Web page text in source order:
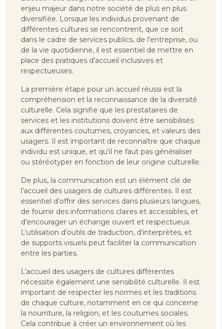
enjeu majeur dans notre société de plus en plus
diversifiée. Lorsque les individus provenant de
différentes cultures se rencontrent, que ce soit
dans le cadre de services publics, de l’entreprise, ou
de la vie quotidienne, il est essentiel de mettre en
place des pratiques d’accueil inclusives et
respectueuses.
La première étape pour un accueil réussi est la
compréhension et la reconnaissance de la diversité
culturelle. Cela signifie que les prestataires de
services et les institutions doivent être sensibilisés
aux différentes coutumes, croyances, et valeurs des
usagers. Il est important de reconnaître que chaque
individu est unique, et qu’il ne faut pas généraliser
ou stéréotyper en fonction de leur origine culturelle.
De plus, la communication est un élément clé de
l’accueil des usagers de cultures différentes. Il est
essentiel d’offrir des services dans plusieurs langues,
de fournir des informations claires et accessibles, et
d’encourager un échange ouvert et respectueux.
L’utilisation d’outils de traduction, d’interprètes, et
de supports visuels peut faciliter la communication
entre les parties.
L’accueil des usagers de cultures différentes
nécessite également une sensibilité culturelle. Il est
important de respecter les normes et les traditions
de chaque culture, notamment en ce qui concerne
la nourriture, la religion, et les coutumes sociales.
Cela contribue à créer un environnement où les